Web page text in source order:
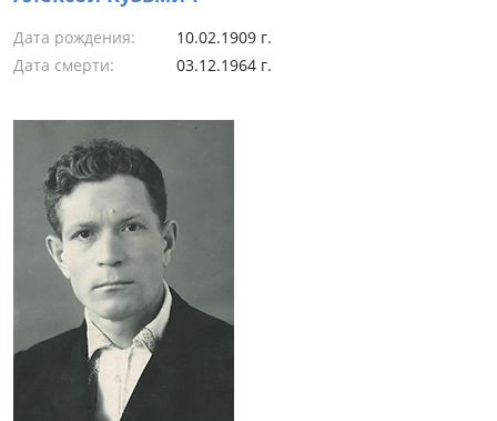
Дата рождения:
10.02.1909 г.
Дата смерти:
03.12.1964 г.